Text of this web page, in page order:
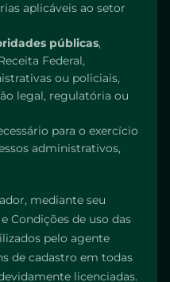
aplicáveis ao setor
públicas,
Federal,
ou policiais,
legal, regulatória ou
para o exercício
administrativos,
mediante seu
Condições de uso das
pelo agente
de cadastro em todas
licenciadas.